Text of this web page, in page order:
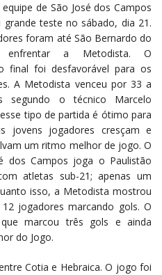
de São José dos Campos
grande teste no sábado, dia 21.
foram até São Bernardo do
enfrentar a Metodista. O
final foi desfavorável para os
A Metodista venceu por 33 a
segundo o técnico Marcelo
tipo de partida é ótimo para
jovens jogadores cresçam e
um ritmo melhor de jogo. O
dos Campos joga o Paulistão
atletas sub-21; apenas um
isso, a Metodista mostrou
jogadores marcando gols. O
marcou três gols e ainda
do Jogo.
Cotia e Hebraica. O jogo foi